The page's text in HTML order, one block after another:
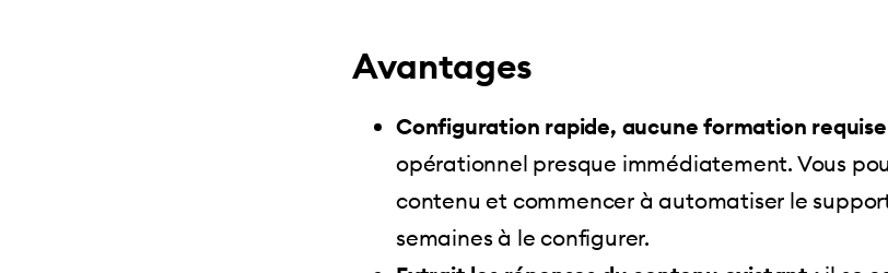
Avantages
Configuration rapide, aucune formation
opérationnel presque immédiatement. Vous
contenu et commencer à automatiser le
semaines à le configurer.